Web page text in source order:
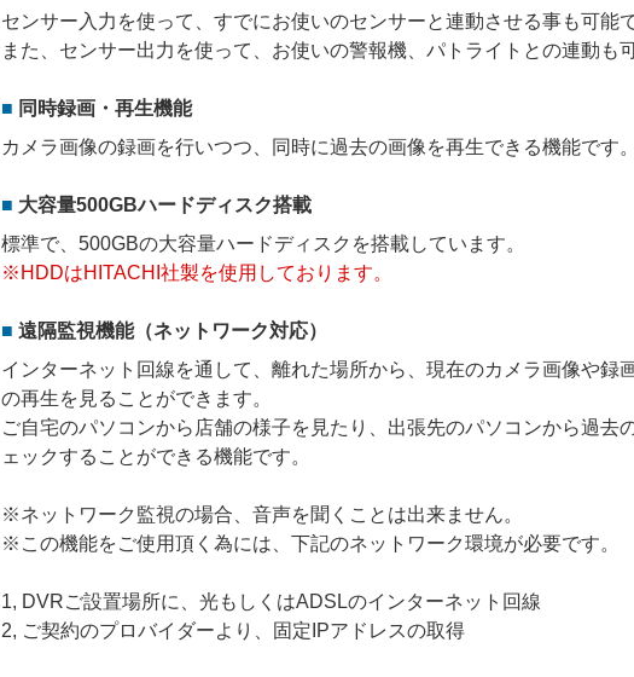
センサー入力を使って、すでにお使いのセンサーと連動させる事も可能で
また、センサー出力を使って、お使いの警報機、パトライトとの連動も
同時録画・再生機能
カメラ画像の録画を行いつつ、同時に過去の画像を再生できる機能です。
大容量500GBハードディスク搭載
標準で、500GBの大容量ハードディスクを搭載しています。
※HDDはHITACHI社製を使用しております。
遠隔監視機能（ネットワーク対応）
インターネット回線を通して、離れた場所から、現在のカメラ画像や録
の再生を見ることができます。
ご自宅のパソコンから店舗の様子を見たり、出張先のパソコンから過去
ェックすることができる機能です。
※ネットワーク監視の場合、音声を聞くことは出来ません。
※この機能をご使用頂く為には、下記のネットワーク環境が必要です。
1, DVRご設置場所に、光もしくはADSLのインターネット回線
2, ご契約のプロバイダーより、固定IPアドレスの取得